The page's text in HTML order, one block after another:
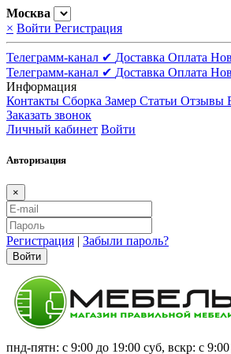
Москва
× Войти Регистрация
Телеграмм-канал ✔ Доставка Оплата
Телеграмм-канал ✔ Доставка Оплата
Информация
Контакты Сборка Замер Статьи Отзывы
Заказать звонок
Личный кабинет Войти
Авторизация
×
Регистрация | Забыли пароль?
Войти
пнд-пятн: с 9:00 до 19:00 суб, вскр: с